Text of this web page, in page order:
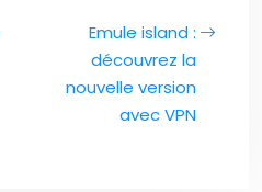
Emule island :
découvrez la
nouvelle version
avec VPN